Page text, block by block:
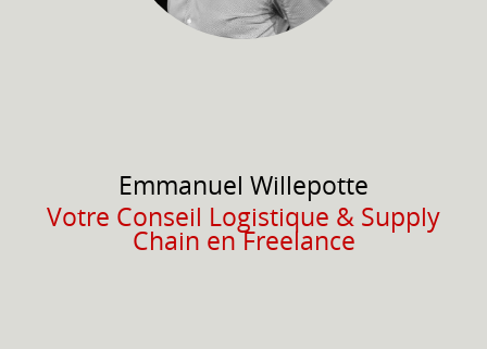
Emmanuel Willepotte
Votre Conseil Logistique & Supply
Chain en Freelance